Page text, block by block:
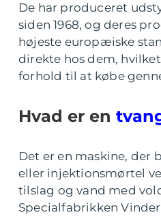
De har produceret
siden 1968, og deres
højeste europæiske
direkte hos dem,
forhold til at købe
Hvad er en
Det er en maskine, der
eller injektionsmørtel
tilslag og vand med
Specialfabrikken